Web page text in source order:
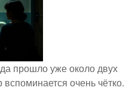
прошло уже около двух
очень чётко.